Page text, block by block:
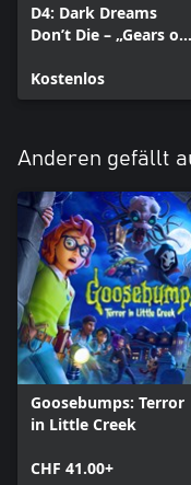
D4: Dark Dreams
Don’t Die – „Gears of
Kostenlos
Anderen gefällt
Goosebumps: Terror
in Little Creek
CHF 41.00+